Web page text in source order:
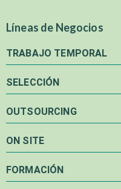
Líneas de Negocios
TRABAJO TEMPORAL
SELECCIÓN
OUTSOURCING
ON SITE
FORMACIÓN